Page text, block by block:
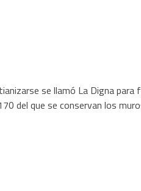
se llamó La Digna para
del que se conservan los